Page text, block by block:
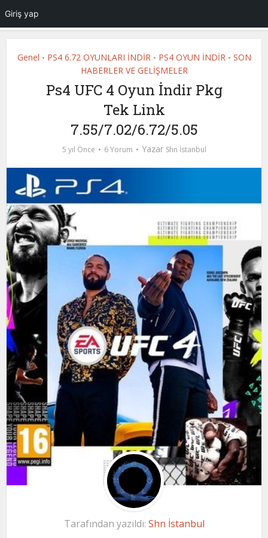
Genel • PS4 6.72 OYUNLARI İNDİR • PS4 OYUN İNDİR • SON
HABERLER VE GELİŞMELER
Ps4 UFC 4 Oyun İndir Pkg
Tek Link
7.55/7.02/6.72/5.05
5 yıl Önce 6 Yorum Yazar Shn İstanbul
Tarafından yazıldı: Shn İstanbul
Giriş yap